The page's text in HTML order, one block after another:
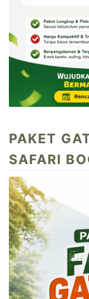
PAKET
SAFARI